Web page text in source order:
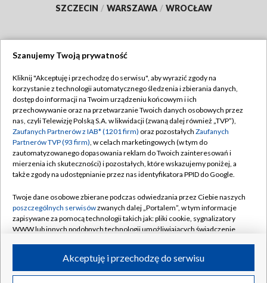
SZCZECIN / WARSZAWA / WROCŁAW
TVP
Abonament TVP
Emisja w TVP
Centrum informacji TVP
Naziemna Telewizja Cyfrowa
Rada Programowa
System NOS
Informacje o nadawcy
Program dla prasy
Regulamin TVP
Polityka prywatności
Moje zgody
Pomoc
Kontakt
Kanały
©2026 Telewizja Polska S.A. w likwidacji
Szanujemy Twoją prywatność
Kliknij "Akceptuję i przechodzę do serwisu", aby wyrazić zgody na
korzystanie z technologii automatycznego śledzenia i zbierania danych,
dostęp do informacji na Twoim urządzeniu końcowym i ich
przechowywanie oraz na przetwarzanie Twoich danych osobowych przez
nas, czyli Telewizję Polską S.A. w likwidacji (zwaną dalej również „TVP”),
Zaufanych Partnerów z IAB* (1201 firm) oraz pozostałych Zaufanych
Partnerów TVP (93 firm), w celach marketingowych (w tym do
zautomatyzowanego dopasowania reklam do Twoich zainteresowań i
mierzenia ich skuteczności) i pozostałych, które wskazujemy poniżej, a
także zgody na udostępnianie przez nas identyfikatora PPID do Google.
Twoje dane osobowe zbierane podczas odwiedzania przez Ciebie naszych
poszczególnych serwisówzwanych dalej „Portalem”, w tym informacje
zapisywane za pomocą technologii takich jak: pliki cookie, sygnalizatory
WWW lub innych podobnych technologii umożliwiających świadczenie
ruchu w Internecie.Akceptuję i przechodzę do serwisu